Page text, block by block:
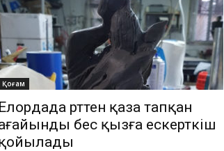
Қоғам
Елордада өрттен қаза тапқан
бес қызға ескерткіш